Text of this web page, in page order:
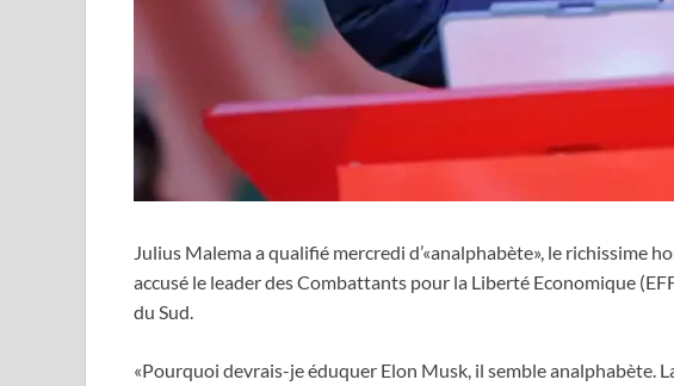
Julius Malema a qualifié mercredi d’«analphabète», le richissime
accusé le leader des Combattants pour la Liberté Economique
du Sud.
«Pourquoi devrais-je éduquer Elon Musk, il semble analphabète.